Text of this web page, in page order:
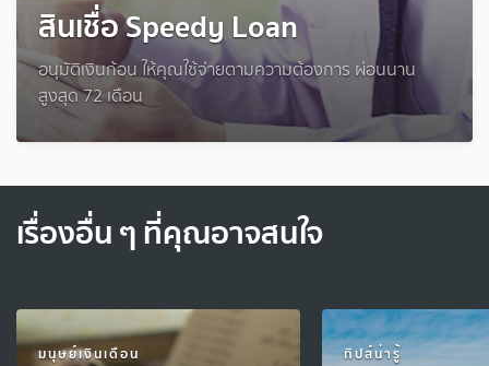
สินเชื่อ Speedy Loan
อนุมัติเงินก้อน ให้คุณใช้จ่ายตามความต้องการ ผ่อนนาน
สูงสุด 72 เดือน
เรื่องอื่น ๆ ที่คุณอาจสนใจ
มนุษย์เงินเดือน ทิปส์น่ารู้